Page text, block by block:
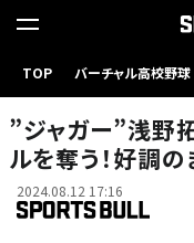
TOP バーチャル高校野球
”ジャガー”浅野
ルを奪う！好調
2024.08.12 17:16